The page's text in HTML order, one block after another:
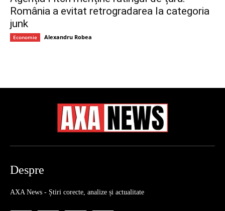
România a evitat retrogradarea la categoria
junk
Economie Alexandru Robea
Despre
AXA News - Știri corecte, analize și actualitate